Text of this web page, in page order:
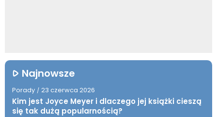
Najnowsze
Porady / 23 czerwca 2026
Kim jest Joyce Meyer i dlaczego jej książki cieszą
się tak dużą popularnością?